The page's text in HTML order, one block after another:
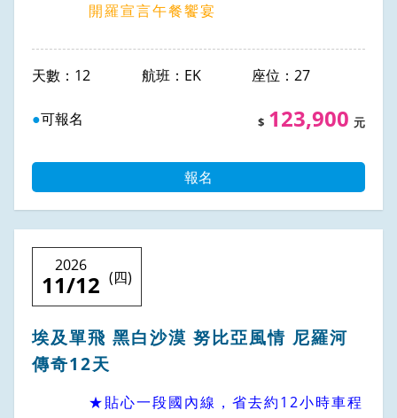
開羅宣言午餐饗宴
12 EK 27
可報名 123,900
報名
2026
11/12 (四)
埃及單飛 黑白沙漠 努比亞風情 尼羅河
傳奇12天
★貼心一段國內線，省去約12小時車程